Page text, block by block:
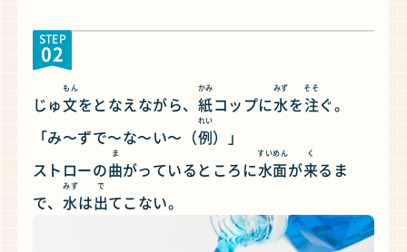
STEP
02
じゅ文
もん
をとなえながら、 紙
かみ
コップに水
みず
を注
そそ
ぐ。
「み〜ずで〜な〜い〜（例
れい
）」
ストローの曲
ま
がっているところに水面
すいめん
が来
く
るま
で、 水
みず
は出
で
てこない。